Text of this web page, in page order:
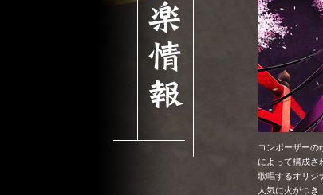
コンポーザーの
によって構成さ
歌唱するオリジ
人気に火がつき